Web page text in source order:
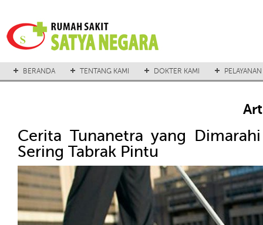
BERANDA TENTANG KAMI DOKTER KAMI PELAYANAN
Cerita Tunanetra yang
Sering Tabrak Pintu